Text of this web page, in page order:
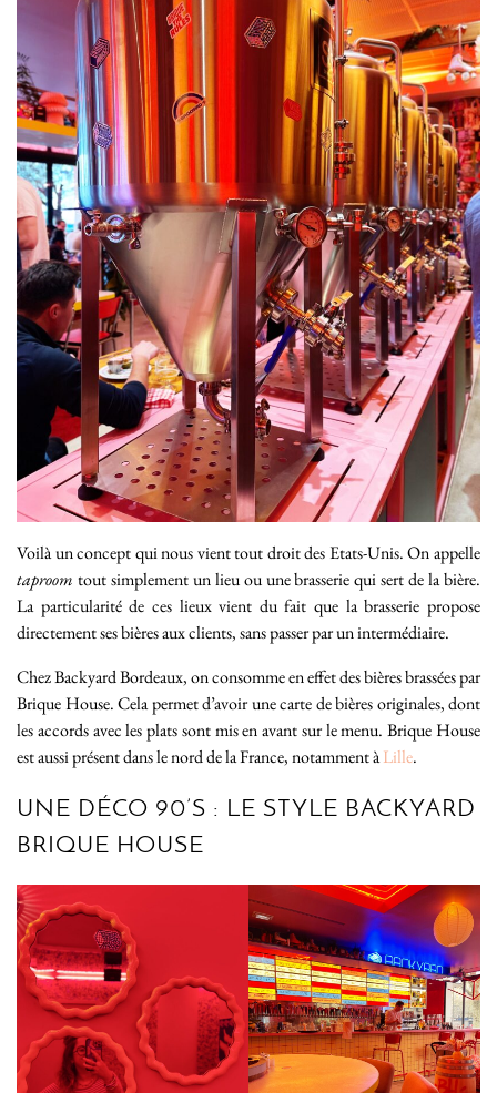
Voilà un concept qui nous vient tout droit des Etats-Unis. On appelle
taproom tout simplement un lieu ou une brasserie qui sert de la bière.
La particularité de ces lieux vient du fait que la brasserie propose
directement ses bières aux clients, sans passer par un intermédiaire.
Chez Backyard Bordeaux, on consomme en effet des bières brassées par
Brique House. Cela permet d’avoir une carte de bières originales, dont
les accords avec les plats sont mis en avant sur le menu. Brique House
est aussi présent dans le nord de la France, notamment àLille.
UNE DÉCO 90’S : LE STYLE BACKYARD
BRIQUE HOUSE